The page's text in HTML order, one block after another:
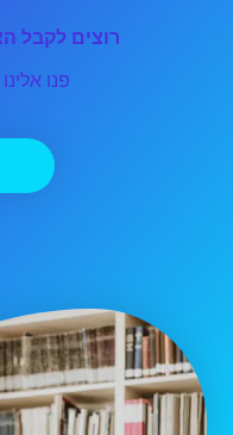
רוצים לקבל
פנו